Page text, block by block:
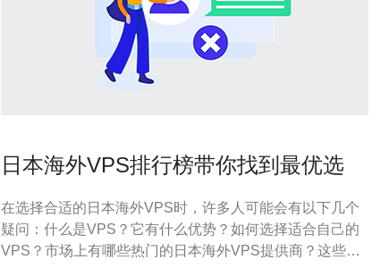
日本海外VPS排行榜带你找到最优选
在选择合适的日本海外VPS时，许多人可能会有以下几个
疑问：什么是VPS？它有什么优势？如何选择适合自己的
VPS？市场上有哪些热门的日本海外VPS提供商？这些